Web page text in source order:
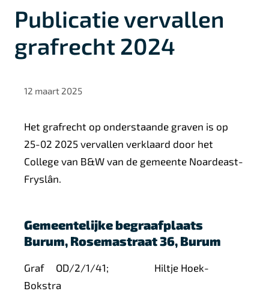
Publicatie vervallen
grafrecht 2024
12 maart 2025
Het grafrecht op onderstaande graven is op
25-02 2025 vervallen verklaard door het
College van B&W van de gemeente Noardeast-
Fryslân.
Gemeentelijke begraafplaats
Burum, Rosemastraat 36, Burum
Graf OD/2/1/41;
Hiltje Hoek-
Bokstra